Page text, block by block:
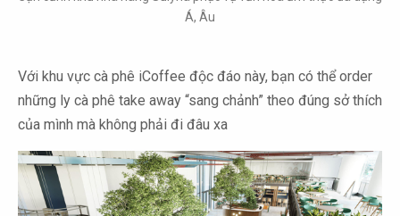
Á, Âu
Với khu vực cà phê iCoffee độc đáo này, bạn có thể order
những ly cà phê take away “sang chảnh” theo đúng sở thích
của mình mà không phải đi đâu xa